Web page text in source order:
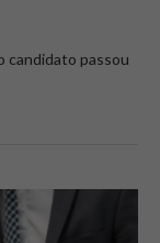
candidato passou